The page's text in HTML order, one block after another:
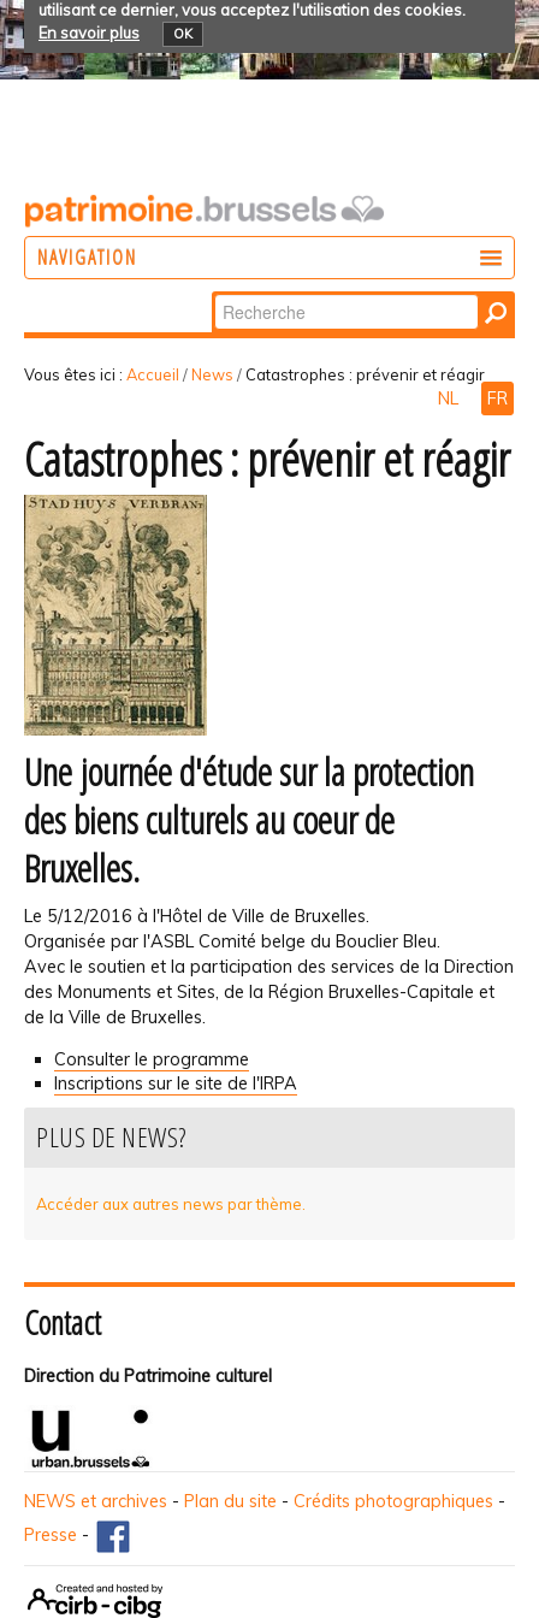
utilisant ce dernier, vous acceptez l'utilisation des cookies.
En savoir plus
OK
NAVIGATION
Chercher par
Recherche
avancée…
Vous êtes ici : Accueil /News / Catastrophes : prévenir et réagir
NL FR
Catastrophes : prévenir et réagir
Une journée d'étude sur la protection
des biens culturels au coeur de
Bruxelles.
Le 5/12/2016 à l'Hôtel de Ville de Bruxelles.
Organisée par l'ASBL Comité belge du Bouclier Bleu.
Avec le soutien et la participation des services de la Direction
des Monuments et Sites, de la Région Bruxelles-Capitale et
de la Ville de Bruxelles.
Consulter le programme
Inscriptions sur le site de l'IRPA
PLUS DE NEWS?
Accéder aux autres news par thème.
Contact
Direction du Patrimoine culturel
NEWS et archives - Plan du site - Crédits photographiques -
Presse -